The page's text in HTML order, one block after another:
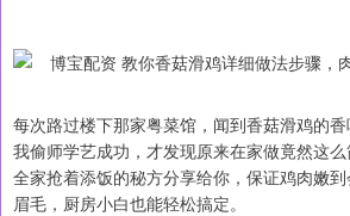
每次路过楼下那家粤菜馆，闻到香菇滑鸡的
我偷师学艺成功，才发现原来在家做竟然这
全家抢着添饭的秘方分享给你，保证鸡肉嫩
眉毛，厨房小白也能轻松搞定。